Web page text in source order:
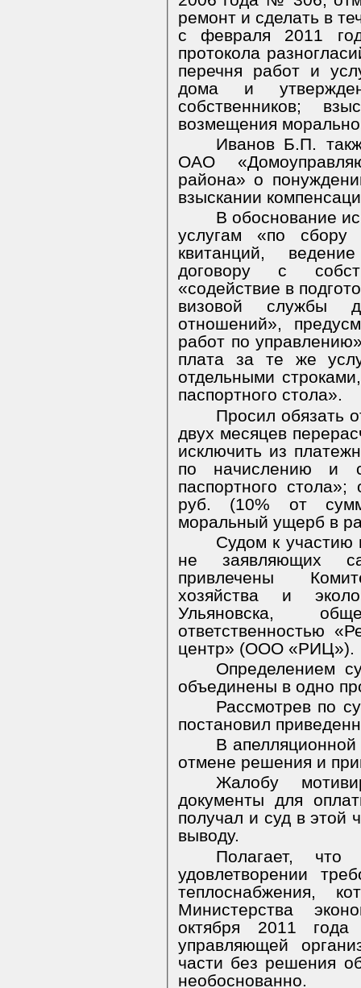
ремонт и сделать в
с февраля 2011
протокола
перечня работ и
дома и
собственников;
возмещения
Иванов Б.П.
ОАО
района» о
взыскании
В обоснование
услугам «по сбору
квитанций,
договору с
«содействие в
визовой службы
отношений»,
работ по
плата за те же
отдельными
паспортного стола».
Просил обязать
двух месяцев
исключить из
по начислению и
паспортного
руб. (10% от
моральный ущерб в
Судом к участию
не заявляющих
привлечены
хозяйства и
Ульяновска,
ответственностью
центр» (ООО «РИЦ»).
Определением
объединены в одно
Рассмотрев по
постановил
В
отмене решения и
Жалобу
документы для
получал и суд в этой
выводу.
Полагает, что
удовлетворении
теплоснабжения,
Министерства
октября 2011
управляющей
части без решения
необоснованно.